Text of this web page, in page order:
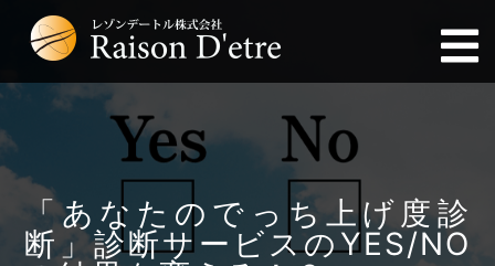
「あなたのでっち上げ度診
断」診断サービスのYES/NO